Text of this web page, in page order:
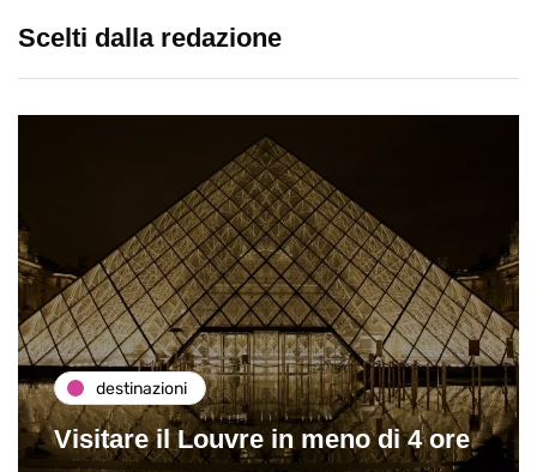
Scelti dalla redazione
destinazioni
Visitare il Louvre in meno di 4 ore